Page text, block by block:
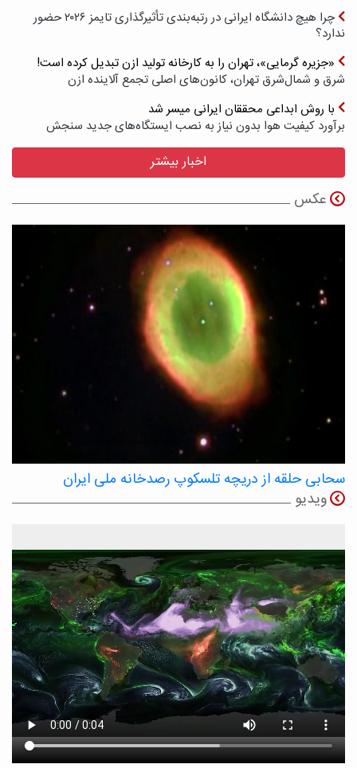
چرا هیچ دانشگاه ایرانی در رتبه‌بندی تأثیرگذاری تایمز ۲۰۲۶ حضور
ندارد؟
«جزیره گرمایی»، تهران را به کارخانه تولید ازن تبدیل کرده است!
شرق و شمال‌شرق تهران، کانون‌های اصلی تجمع آلاینده ازن
با روش ابداعی محققان ایرانی میسر شد
برآورد کیفیت هوا بدون نیاز به نصب ایستگاه‌های جدید سنجش
اخبار بیشتر
عکس
سحابی حلقه از دریچه تلسکوپ رصدخانه ملی ایران
ویدیو